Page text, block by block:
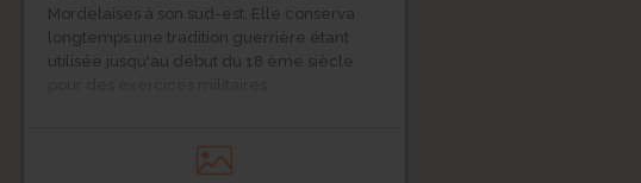
Mordelaises à son sud-est. Elle conserva
longtemps une tradition guerrière étant
utilisée jusqu'au début du 18 ème siècle
criminels et aux expositions au pilori